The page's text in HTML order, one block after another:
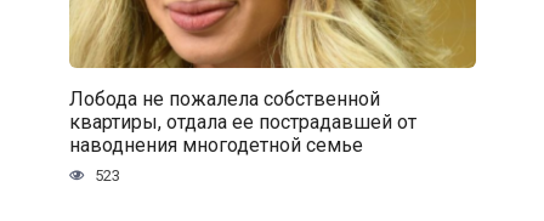
Лобода не пожалела собственной
квартиры, отдала ее пострадавшей от
наводнения многодетной семье
523